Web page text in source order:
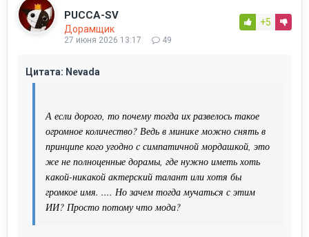
PUCCA-SV
Дорамщик
27 июня 2026 13:17 49
+5
Цитата: Nevada
А если дорого, то почему тогда их развелось такое
огромное количество? Ведь в минике можно снять в
принципе кого угодно с симпатичной мордашкой, это
же не полноценные дорамы, где нужно иметь хоть
какой-никакой актерский талант или хотя бы
громкое имя. .... Но зачем тогда мучаться с этим
ИИ? Просто потому что мода?